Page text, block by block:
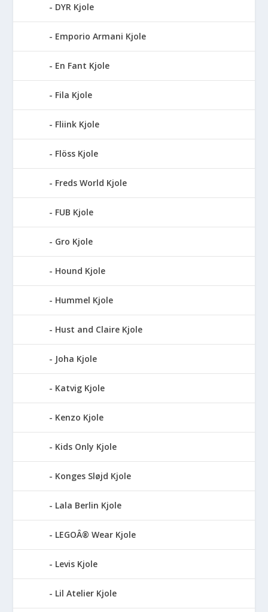
DYR Kjole
Emporio Armani Kjole
En Fant Kjole
Fila Kjole
Fliink Kjole
Flöss Kjole
Freds World Kjole
FUB Kjole
Gro Kjole
Hound Kjole
Hummel Kjole
Hust and Claire Kjole
Joha Kjole
Katvig Kjole
Kenzo Kjole
Kids Only Kjole
Konges Sløjd Kjole
Lala Berlin Kjole
LEGOÂ® Wear Kjole
Levis Kjole
Lil Atelier Kjole